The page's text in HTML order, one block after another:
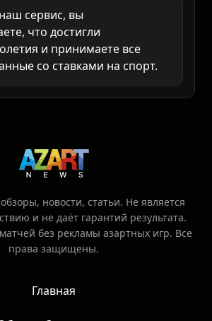
сервис, вы
что достигли
и принимаете все
со ставками на спорт.
новости, статьи. Не является
и не даёт гарантий результата.
без рекламы азартных игр. Все